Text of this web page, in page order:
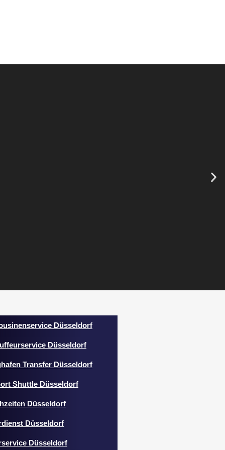
Düsseldorf
Düsseldorf
Transfer Düsseldorf
Shuttle Düsseldorf
Düsseldorf
Düsseldorf
Düsseldorf